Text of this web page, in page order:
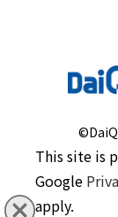
This site is
Google
apply.